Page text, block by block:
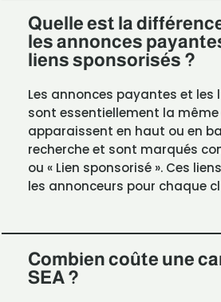
Quelle est la
les annonces
liens sponsorisés ?
Les annonces payantes et les
sont essentiellement la même
apparaissent en haut ou en
recherche et sont marqués
ou « Lien sponsorisé ». Ces
les annonceurs pour chaque
Combien coûte une
SEA ?